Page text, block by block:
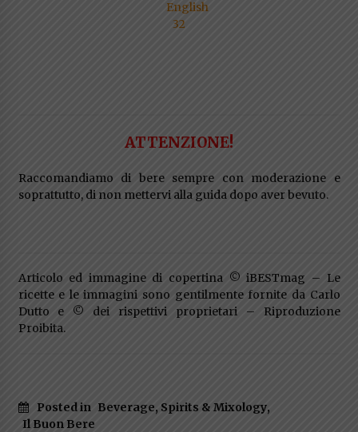
ATTENZIONE!
Raccomandiamo di bere sempre con moderazione e
soprattutto, di non mettervi alla guida dopo aver bevuto.
Articolo ed immagine di copertina © iBESTmag – Le
ricette e le immagini sono gentilmente fornite da Carlo
Dutto e © dei rispettivi proprietari – Riproduzione
Proibita.
Posted in Beverage, Spirits & Mixology,
Il Buon Bere